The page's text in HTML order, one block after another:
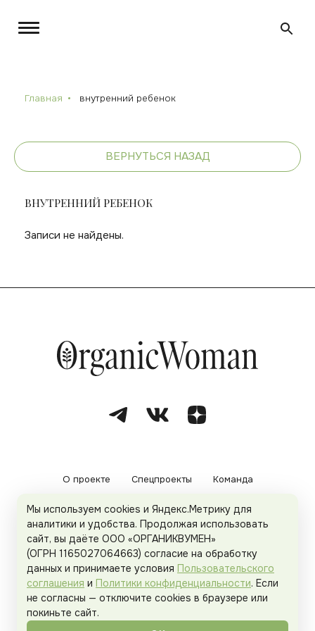
Главная внутренний ребенок
ВЕРНУТЬСЯ НАЗАД
ВНУТРЕННИЙ РЕБЕНОК
Записи не найдены.
О проекте Спецпроекты Команда
Рекламодателям Политика конфиденциальности
Пользовательское соглашение
Organicwoman.ru . Все права защищены.
Мы используем cookies и Яндекс.Метрику для
аналитики и удобства. Продолжая использовать
сайт, вы даёте ООО «ОРГАНИКВУМЕН»
(ОГРН 1165027064663) согласие на обработку
данных и принимаете условия Пользовательского
соглашения и Политики конфиденциальности. Если
не согласны — отключите cookies в браузере или
покиньте сайт.